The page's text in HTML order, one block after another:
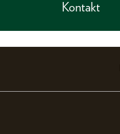
Kontakt